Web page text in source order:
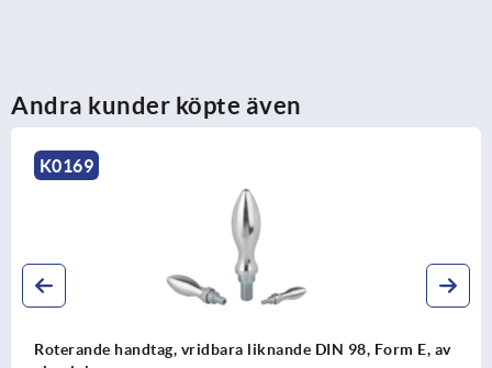
Andra kunder köpte även
E, av Roterande handtag, vridbara DIN 98, Form E,